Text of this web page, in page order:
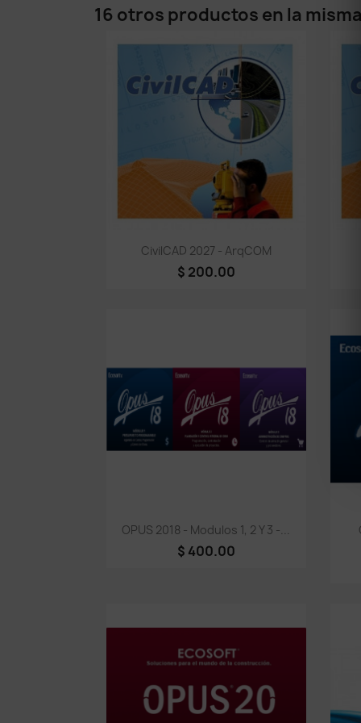
16 otros productos en la
Vista rápida
CivilCAD 2027 - ArqCOM
$ 200.00
Vista rápida
OPUS 2018 - Modulos 1, 2 Y 3 -...
$ 400.00